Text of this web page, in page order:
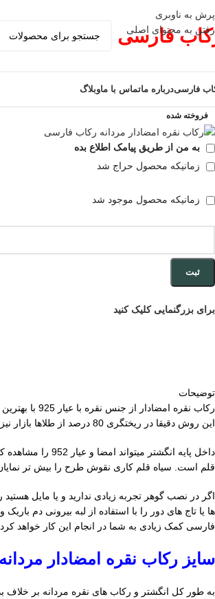
پرش به ناوبری
رفتن به محتوای اصلی
فارسی
فارسیدرباره ماتماس با ماوبلاگ
فروخته شده
به من از طریق پیامک اطلاع بده
زمانیکه محصول حراج شد
زمانیکه محصول موجود شد
ثبت
برای بزرگنمایی کلیک کنید
توضیحات
رکاب نقره امضادار از جنس نقره با عیار 925 با بهترین کیفیت ریختگری و پرداخت کاری در
این روش دقیقا در ریختگری 80 درصد از طلاها بازار نیز استفاده می شود.
قلم است. سیاه قلم کاری نقوش طرح را بیش تر
اگر در نصب گوهر تجربه زیادی ندارید و یا مایل
ها یا تاج های دور را با استفاده از لبه بیرونی دم
فارسی کمک زیادی به شما در انجام این کار خواهد کرد.
سایز رکاب نقره امضادار مردانه
به طور کل انگشتر و رکاب های نقره مردانه بر